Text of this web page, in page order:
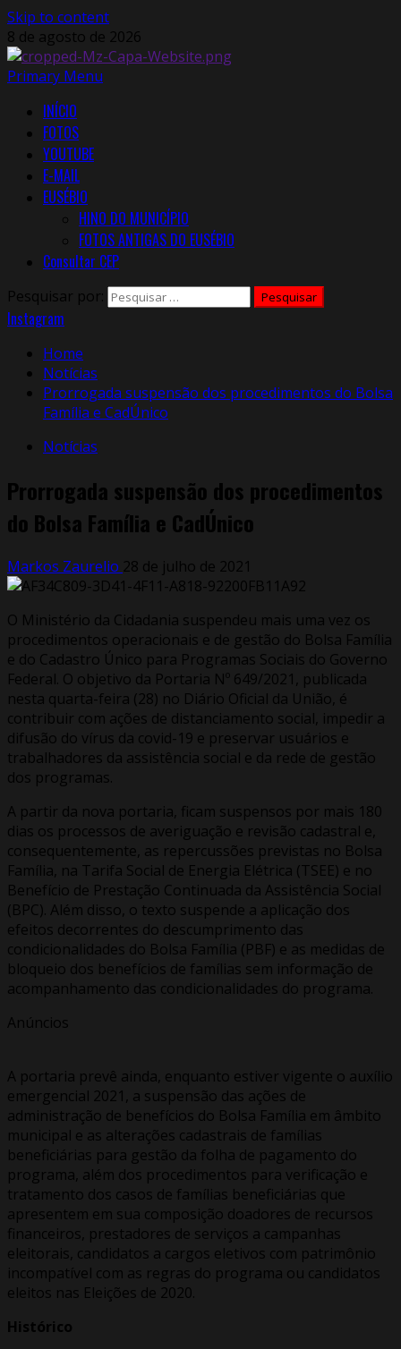
Skip to content
8 de agosto de 2026
Primary Menu
INÍCIO
FOTOS
YOUTUBE
E-MAIL
EUSÉBIO
HINO DO MUNICÍPIO
FOTOS ANTIGAS DO EUSÉBIO
Consultar CEP
Pesquisar por:
Instagram
Home
Notícias
Prorrogada suspensão dos procedimentos do Bolsa
Família e CadÚnico
Notícias
Prorrogada suspensão dos procedimentos
do Bolsa Família e CadÚnico
Markos Zaurelio 28 de julho de 2021
O Ministério da Cidadania suspendeu mais uma vez os
procedimentos operacionais e de gestão do Bolsa Família
e do Cadastro Único para Programas Sociais do Governo
Federal. O objetivo da Portaria Nº 649/2021, publicada
nesta quarta-feira (28) no Diário Oficial da União, é
contribuir com ações de distanciamento social, impedir a
difusão do vírus da covid-19 e preservar usuários e
trabalhadores da assistência social e da rede de gestão
dos programas.
A partir da nova portaria, ficam suspensos por mais 180
dias os processos de averiguação e revisão cadastral e,
consequentemente, as repercussões previstas no Bolsa
Família, na Tarifa Social de Energia Elétrica (TSEE) e no
Benefício de Prestação Continuada da Assistência Social
(BPC). Além disso, o texto suspende a aplicação dos
efeitos decorrentes do descumprimento das
condicionalidades do Bolsa Família (PBF) e as medidas de
bloqueio dos benefícios de famílias sem informação de
acompanhamento das condicionalidades do programa.
Anúncios
A portaria prevê ainda, enquanto estiver vigente o auxílio
emergencial 2021, a suspensão das ações de
administração de benefícios do Bolsa Família em âmbito
municipal e as alterações cadastrais de famílias
beneficiárias para gestão da folha de pagamento do
programa, além dos procedimentos para verificação e
tratamento dos casos de famílias beneficiárias que
apresentem em sua composição doadores de recursos
financeiros, prestadores de serviços a campanhas
eleitorais, candidatos a cargos eletivos com patrimônio
incompatível com as regras do programa ou candidatos
eleitos nas Eleições de 2020.
Histórico